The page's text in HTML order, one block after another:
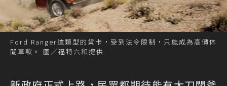
Ford Ranger這類型的貨卡，受到法令限制，只能成為高價休
閒車款。 圖／福特六和提供